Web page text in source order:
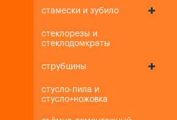
стамески и зубило
стеклорезы и
стеклодомкраты
струбцины
стусло-пила и
стусло+ножовка